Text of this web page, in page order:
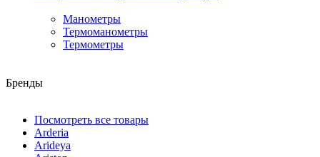
Манометры
Термоманометры
Термометры
Бренды
Посмотреть все товары
Arderia
Arideya